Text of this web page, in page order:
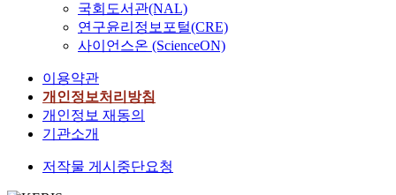
국회도서관(NAL)
연구윤리정보포털(CRE)
사이언스온 (ScienceON)
이용약관
개인정보처리방침
개인정보 재동의
기관소개
저작물 게시중단요청